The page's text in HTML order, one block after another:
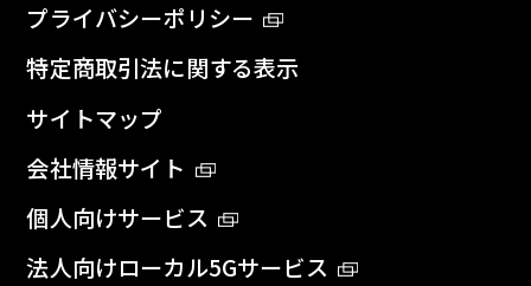
プライバシーポリシー
特定商取引法に関する表示
サイトマップ
会社情報サイト
個人向けサービス
法人向けローカル5Gサービス